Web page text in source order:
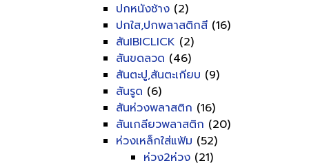
ปกหนังช้าง (2)
ปกใส,ปกพลาสติกสี (16)
สันIBICLICK (2)
สันขดลวด (46)
สันตะปู,สันตะเกียบ (9)
สันรูด (6)
สันห่วงพลาสติก (16)
สันเกลียวพลาสติก (20)
ห่วงเหล็กใส่แฟ้ม (52)
ห่วง2ห่วง (21)